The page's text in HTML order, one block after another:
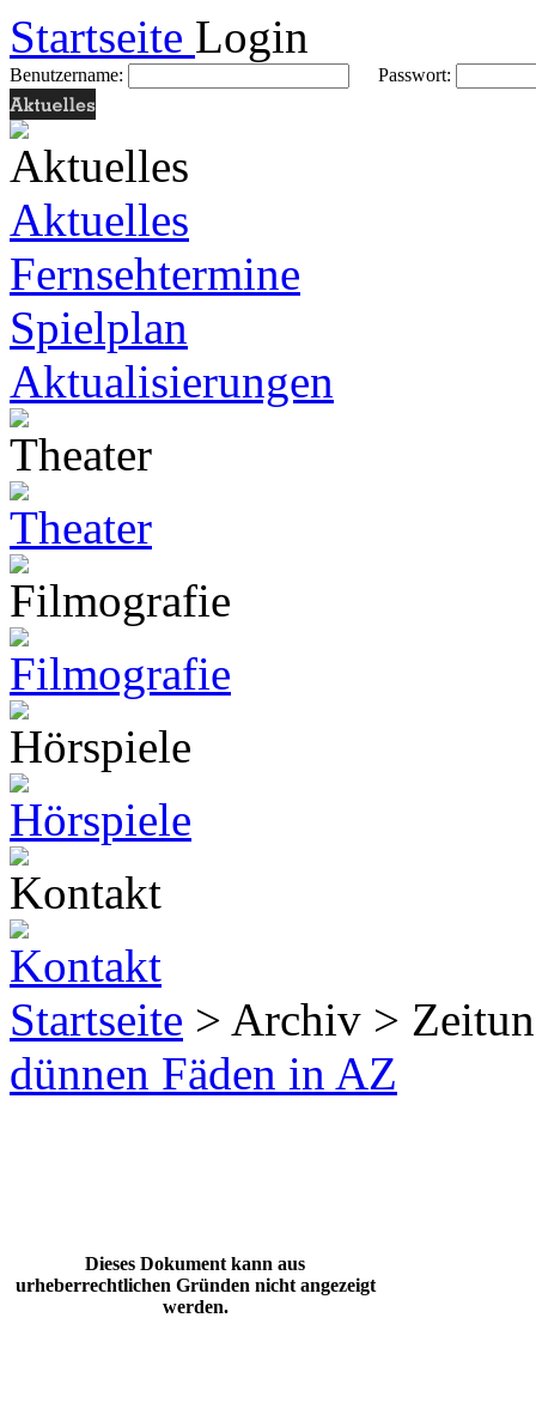
Startseite Login
Benutzername: Passwort:
Aktuelles
Fernsehtermine
Spielplan
Aktualisierungen
Startseite > Archiv >
dünnen Fäden in AZ
Dieses Dokument kann aus
urheberrechtlichen Gründen nicht angezeigt
werden.